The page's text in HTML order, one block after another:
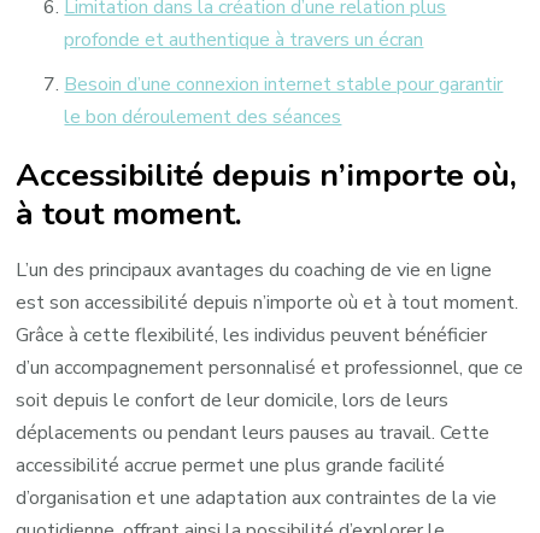
Limitation dans la création d’une relation plus
profonde et authentique à travers un écran
Besoin d’une connexion internet stable pour garantir
le bon déroulement des séances
Accessibilité depuis n’importe où,
à tout moment.
L’un des principaux avantages du coaching de vie en ligne
est son accessibilité depuis n’importe où et à tout moment.
Grâce à cette flexibilité, les individus peuvent bénéficier
d’un accompagnement personnalisé et professionnel, que ce
soit depuis le confort de leur domicile, lors de leurs
déplacements ou pendant leurs pauses au travail. Cette
accessibilité accrue permet une plus grande facilité
d’organisation et une adaptation aux contraintes de la vie